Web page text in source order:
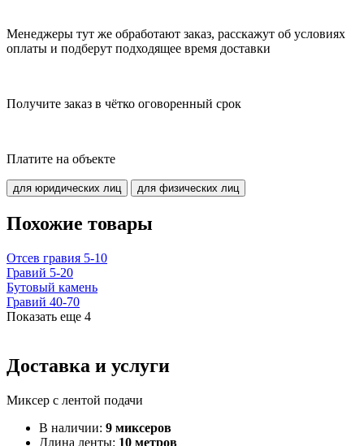
Менеджеры тут же обработают заказ, расскажут об условиях
оплаты и подберут подходящее время доставки
Получите заказ в чётко оговоренный срок
Платите на объекте
для юридических лиц для физических лиц
Похожие товары
Отсев гравия 5-10
Гравий 5-20
Бутовый камень
Гравий 40-70
Показать еще 4
Доставка и услуги
Миксер с лентой подачи
В наличии: 9 миксеров
Длина ленты: 10 метров